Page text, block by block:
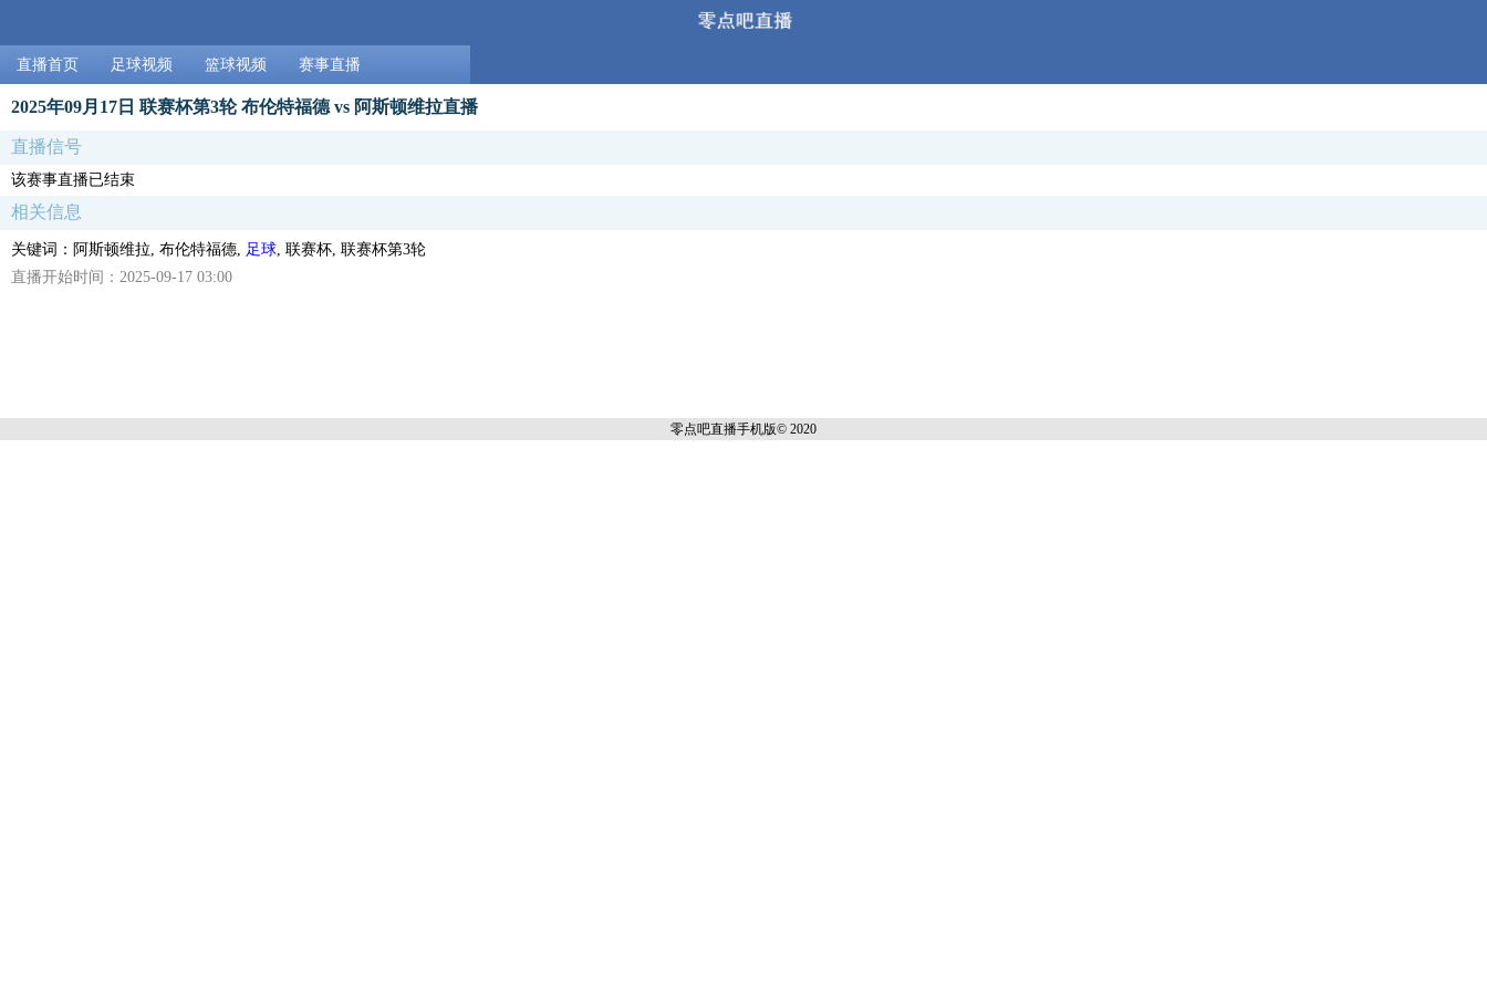
直播首页 足球视频 篮球视频 赛事直播
2025年09月17日 联赛杯第3轮 布伦特福德 vs 阿斯顿维拉直播
直播信号
该赛事直播已结束
相关信息
关键词：阿斯顿维拉, 布伦特福德, 足球 , 联赛杯, 联赛杯第3轮
直播开始时间：2025-09-17 03:00
零点吧直播手机版© 2020